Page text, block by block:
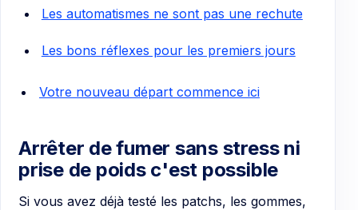
Les automatismes ne sont pas une rechute
Les bons réflexes pour les premiers jours
Votre nouveau départ commence ici
Arrêter de fumer sans stress ni
prise de poids c'est possible
Si vous avez déjà testé les patchs, les gommes,